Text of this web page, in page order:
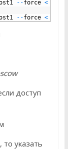
--force <
--force <
доступ
указать